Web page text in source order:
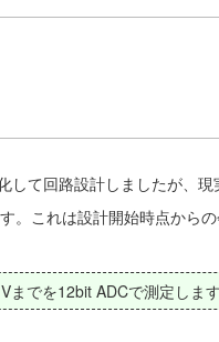
て回路設計しましたが、
。これは設計開始時点からの
でを12bit ADCで測定しま